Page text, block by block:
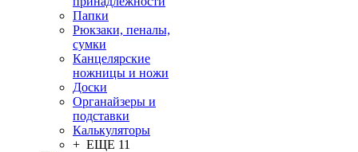
Папки
Рюкзаки, пеналы,
сумки
Канцелярские
ножницы и ножи
Доски
Органайзеры и
подставки
Калькуляторы
+ ЕЩЕ 11